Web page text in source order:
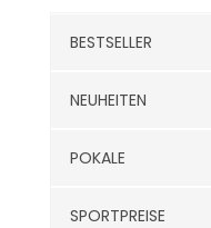
BESTSELLER
NEUHEITEN
POKALE
SPORTPREISE